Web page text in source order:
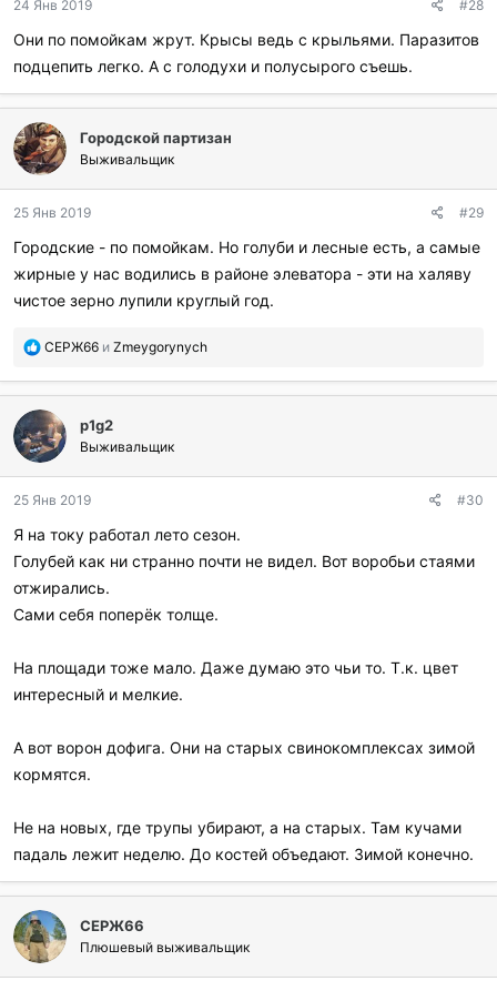
24 Янв 2019 #28
Они по помойкам жрут. Крысы ведь с крыльями. Паразитов
подцепить легко. А с голодухи и полусырого съешь.
Городской партизан
Выживальщик
25 Янв 2019 #29
Городские - по помойкам. Но голуби и лесные есть, а самые
жирные у нас водились в районе элеватора - эти на халяву
чистое зерно лупили круглый год.
П
б
л
а
г
о
а
и
л
и
СЕРЖ66 и Zmeygorynych
p1g2
Выживальщик
25 Янв 2019 #30
Я на току работал лето сезон.
Голубей как ни странно почти не видел. Вот воробьи стаями
отжирались.
Сами себя поперёк толще.
На площади тоже мало. Даже думаю это чьи то. Т.к. цвет
интересный и мелкие.
А вот ворон дофига. Они на старых свинокомплексах зимой
кормятся.
Не на новых, где трупы убирают, а на старых. Там кучами
падаль лежит неделю. До костей объедают. Зимой конечно.
СЕРЖ66
Плюшевый выживальщик